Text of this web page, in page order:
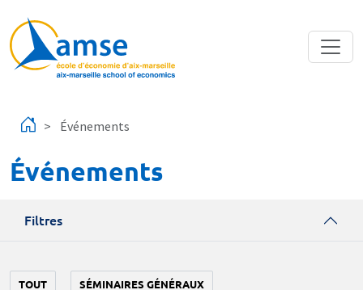
Événements
Événements
Filtres
TOUT SÉMINAIRES GÉNÉRAUX